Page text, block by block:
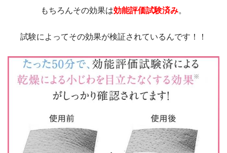
もちろんその効果は効能評価試験済み。
試験によってその効果が検証されているんです！！